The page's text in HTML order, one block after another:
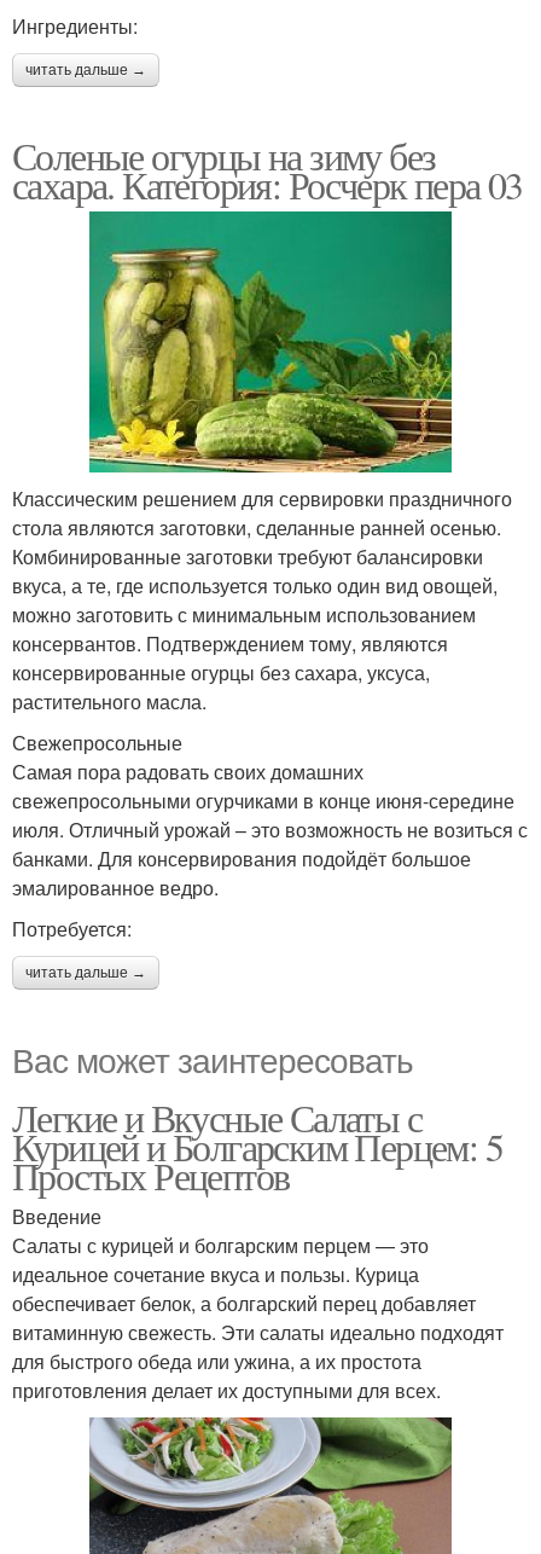
Ингредиенты:
читать дальше →
Соленые огурцы на зиму без
сахара. Категория: Росчерк пера 03
Классическим решением для сервировки праздничного
стола являются заготовки, сделанные ранней осенью.
Комбинированные заготовки требуют балансировки
вкуса, а те, где используется только один вид овощей,
можно заготовить с минимальным использованием
консервантов. Подтверждением тому, являются
консервированные огурцы без сахара, уксуса,
растительного масла.
Свежепросольные
Самая пора радовать своих домашних
свежепросольными огурчиками в конце июня-середине
июля. Отличный урожай – это возможность не возиться с
банками. Для консервирования подойдёт большое
эмалированное ведро.
Потребуется:
читать дальше →
Вас может заинтересовать
Легкие и Вкусные Салаты с
Курицей и Болгарским Перцем: 5
Простых Рецептов
Введение
Салаты с курицей и болгарским перцем — это
идеальное сочетание вкуса и пользы. Курица
обеспечивает белок, а болгарский перец добавляет
витаминную свежесть. Эти салаты идеально подходят
для быстрого обеда или ужина, а их простота
приготовления делает их доступными для всех.